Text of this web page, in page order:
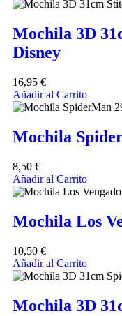
Mochila 3D
Disney
16,95 €
Añadir al Carrito
Mochila
8,50 €
Añadir al Carrito
Mochila Los
10,50 €
Añadir al Carrito
Mochila 3D